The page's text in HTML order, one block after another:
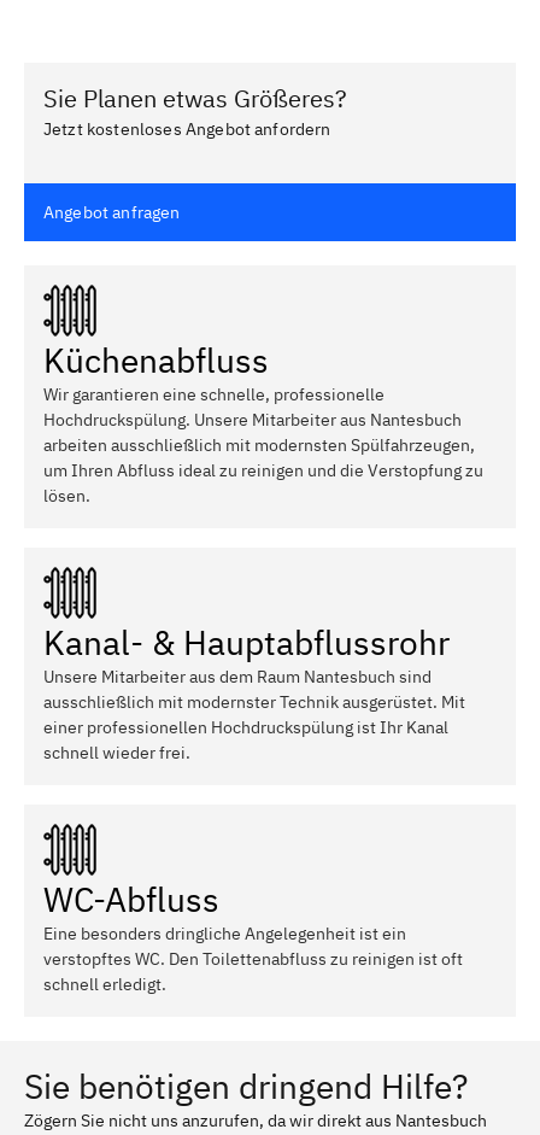
Sie Planen etwas Größeres?
Jetzt kostenloses Angebot anfordern
Angebot anfragen
Küchenabfluss
Wir garantieren eine schnelle, professionelle
Hochdruckspülung. Unsere Mitarbeiter aus Nantesbuch
arbeiten ausschließlich mit modernsten Spülfahrzeugen,
um Ihren Abfluss ideal zu reinigen und die Verstopfung zu
lösen.
Kanal- & Hauptabflussrohr
Unsere Mitarbeiter aus dem Raum Nantesbuch sind
ausschließlich mit modernster Technik ausgerüstet. Mit
einer professionellen Hochdruckspülung ist Ihr Kanal
schnell wieder frei.
WC-Abfluss
Eine besonders dringliche Angelegenheit ist ein
verstopftes WC. Den Toilettenabfluss zu reinigen ist oft
schnell erledigt.
Sie benötigen dringend Hilfe?
Zögern Sie nicht uns anzurufen, da wir direkt aus Nantesbuch